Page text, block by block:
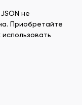
не
Приобретайте